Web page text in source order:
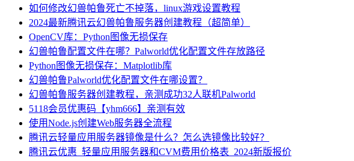
如何修改幻兽帕鲁死亡不掉落，linux游戏设置教程
2024最新腾讯云幻兽帕鲁服务器创建教程（超简单）
OpenCV库：Python图像无损保存
幻兽帕鲁配置文件在哪？Palworld优化配置文件存放路径
Python图像无损保存：Matplotlib库
幻兽帕鲁Palworld优化配置文件在哪设置？
幻兽帕鲁服务器创建教程，亲测成功32人联机Palworld
5118会员优惠码【yhm666】亲测有效
使用Node.js创建Web服务器全流程
腾讯云轻量应用服务器镜像是什么？怎么选镜像比较好？
腾讯云优惠_轻量应用服务器和CVM费用价格表_2024新版报价